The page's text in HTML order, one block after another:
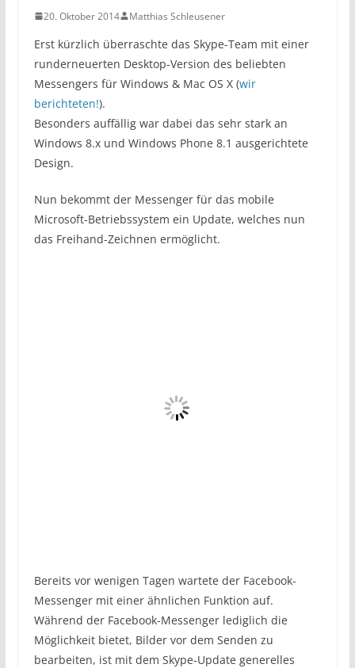
20. Oktober 2014 Matthias Schleusener
Erst kürzlich überraschte das Skype-Team mit einer
runderneuerten Desktop-Version des beliebten
Messengers für Windows & Mac OS X (wir
berichteten!).
Besonders auffällig war dabei das sehr stark an
Windows 8.x und Windows Phone 8.1 ausgerichtete
Design.
Nun bekommt der Messenger für das mobile
Microsoft-Betriebssystem ein Update, welches nun
das Freihand-Zeichnen ermöglicht.
Bereits vor wenigen Tagen wartete der Facebook-
Messenger mit einer ähnlichen Funktion auf.
Während der Facebook-Messenger lediglich die
Möglichkeit bietet, Bilder vor dem Senden zu
bearbeiten, ist mit dem Skype-Update generelles